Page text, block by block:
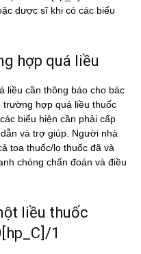
dược sĩ khi có các biểu
hợp quá liều
liều cần thông báo cho bác
hợp quá liều thuốc
biểu hiện cần phải cấp
và trợ giúp. Người nhà
toa thuốc/lọ thuốc đã và
chóng chẩn đoán và điều
liều thuốc
1